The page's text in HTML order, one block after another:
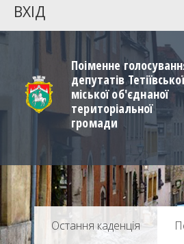
ВХІД
Поіменне
депутатів Тетіївської
міської об'єднаної
територіальної
громади